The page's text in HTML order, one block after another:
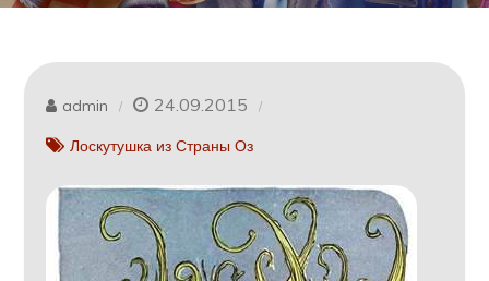
admin 24.09.2015
Лоскутушка из Страны Оз